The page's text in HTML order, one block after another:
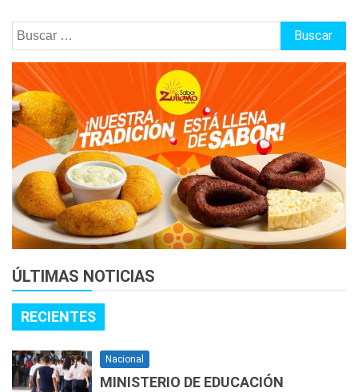
Buscar:
ÚLTIMAS NOTICIAS
RECIENTES
Nacional
MINISTERIO DE EDUCACIÓN